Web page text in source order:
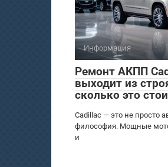
Информация
Ремонт АКПП
выходит из
сколько это
Cadillac — это не просто
философия. Мощные
и